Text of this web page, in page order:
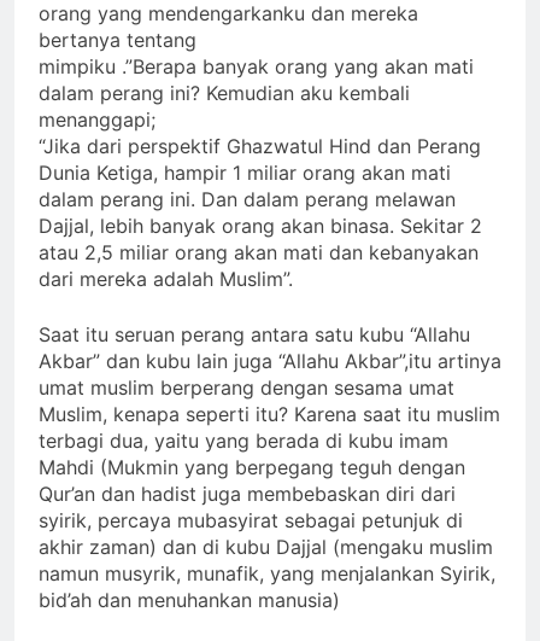
orang yang mendengarkanku dan mereka
bertanya tentang
mimpiku .”Berapa banyak orang yang akan mati
dalam perang ini? Kemudian aku kembali
menanggapi;
“Jika dari perspektif Ghazwatul Hind dan Perang
Dunia Ketiga, hampir 1 miliar orang akan mati
dalam perang ini. Dan dalam perang melawan
Dajjal, lebih banyak orang akan binasa. Sekitar 2
atau 2,5 miliar orang akan mati dan kebanyakan
dari mereka adalah Muslim”.
Saat itu seruan perang antara satu kubu “Allahu
Akbar” dan kubu lain juga “Allahu Akbar”,itu artinya
umat muslim berperang dengan sesama umat
Muslim, kenapa seperti itu? Karena saat itu muslim
terbagi dua, yaitu yang berada di kubu imam
Mahdi (Mukmin yang berpegang teguh dengan
Qur’an dan hadist juga membebaskan diri dari
syirik, percaya mubasyirat sebagai petunjuk di
akhir zaman) dan di kubu Dajjal (mengaku muslim
namun musyrik, munafik, yang menjalankan Syirik,
bid’ah dan menuhankan manusia)